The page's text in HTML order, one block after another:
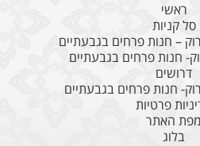
ראשי
סל קניות
– חנות פרחים בגבעתיים
חנות פרחים בגבעתיים
דרושים
חנות פרחים בגבעתיים
פרטיות
מפת האתר
בלוג